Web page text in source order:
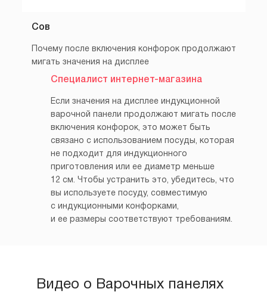
Сов
Почему после включения конфорок продолжают
мигать значения на дисплее
Специалист интернет-магазина
Если значения на дисплее индукционной
варочной панели продолжают мигать после
включения конфорок, это может быть
связано с использованием посуды, которая
не подходит для индукционного
приготовления или ее диаметр меньше
12 см. Чтобы устранить это, убедитесь, что
вы используете посуду, совместимую
с индукционными конфорками,
и ее размеры соответствуют требованиям.
Видео о Варочных панелях